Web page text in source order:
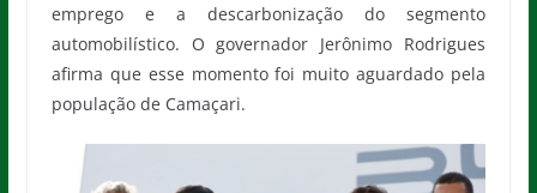
emprego e a descarbonização do segmento
automobilístico. O governador Jerônimo Rodrigues
afirma que esse momento foi muito aguardado pela
população de Camaçari.